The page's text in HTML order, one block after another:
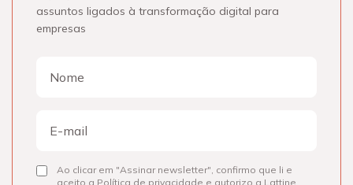
assuntos ligados à transformação digital para
empresas
mail
ConsentirAo clicar em "Assinar newsletter", confirmo que li e
aceito a Política de privacidade e autorizo a Lattine